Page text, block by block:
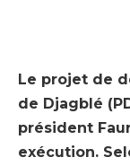
Le projet de
de Djagblé
président
exécution.